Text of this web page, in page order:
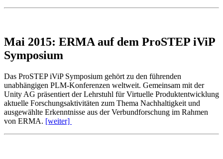
Mai 2015: ERMA auf dem ProSTEP iViP
Symposium
Das ProSTEP iViP Symposium gehört zu den führenden
unabhängigen PLM-Konferenzen weltweit. Gemeinsam mit der
Unity AG präsentiert der Lehrstuhl für Virtuelle Produktentwicklung
aktuelle Forschungsaktivitäten zum Thema Nachhaltigkeit und
ausgewählte Erkenntnisse aus der Verbundforschung im Rahmen
von ERMA. [weiter]